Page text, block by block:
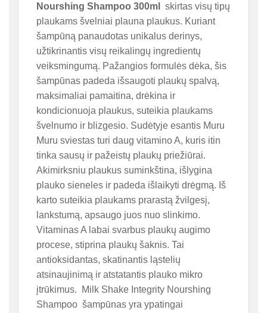
Nourshing Shampoo 300ml
skirtas visų tipų
plaukams švelniai plauna plaukus. Kuriant
šampūną panaudotas unikalus derinys,
užtikrinantis visų reikalingų ingredientų
veiksmingumą. Pažangios formulės dėka, šis
šampūnas padeda išsaugoti plaukų spalvą,
maksimaliai pamaitina, drėkina ir
kondicionuoja plaukus, suteikia plaukams
švelnumo ir blizgesio. Sudėtyje esantis Muru
Muru sviestas turi daug vitamino A, kuris itin
tinka sausų ir pažeistų plaukų priežiūrai.
Akimirksniu plaukus suminkština, išlygina
plauko sieneles ir padeda išlaikyti drėgmą. Iš
karto suteikia plaukams prarastą žvilgesį,
lankstumą, apsaugo juos nuo slinkimo.
Vitaminas A labai svarbus plaukų augimo
procese, stiprina plaukų šaknis. Tai
antioksidantas, skatinantis ląstelių
atsinaujinimą ir atstatantis plauko mikro
įtrūkimus. Milk Shake Integrity Nourshing
Shampoo šampūnas yra ypatingai